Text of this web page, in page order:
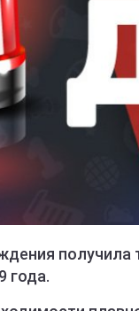
получила
года.